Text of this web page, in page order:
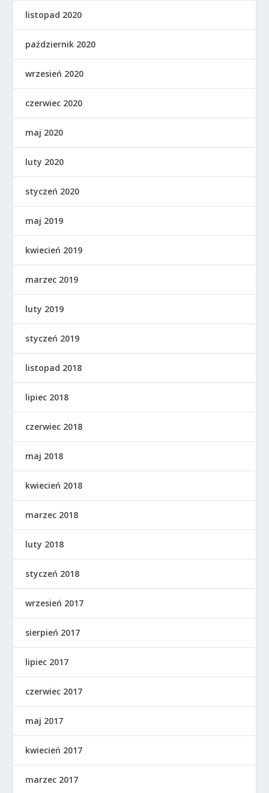
listopad 2020
październik 2020
wrzesień 2020
czerwiec 2020
maj 2020
luty 2020
styczeń 2020
maj 2019
kwiecień 2019
marzec 2019
luty 2019
styczeń 2019
listopad 2018
lipiec 2018
czerwiec 2018
maj 2018
kwiecień 2018
marzec 2018
luty 2018
styczeń 2018
wrzesień 2017
sierpień 2017
lipiec 2017
czerwiec 2017
maj 2017
kwiecień 2017
marzec 2017